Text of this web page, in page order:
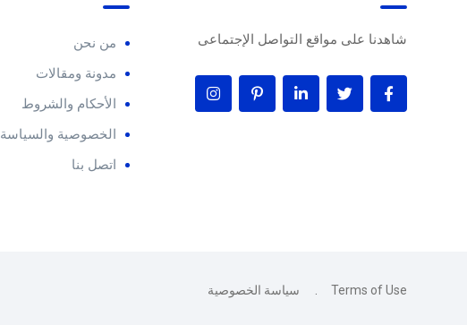
شاهدنا على مواقع التواصل الإجتماعى
من نحن
مدونة ومقالات
الأحكام والشروط
الخصوصية والسياسة
اتصل بنا
Terms of Use سياسة الخصوصية